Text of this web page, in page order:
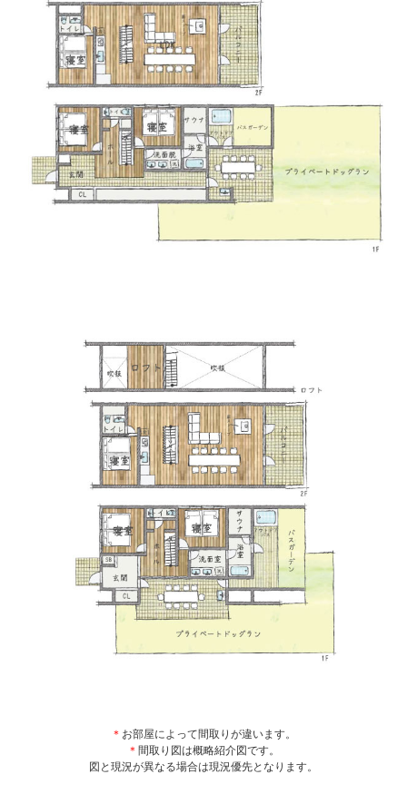
＊ お部屋によって間取りが違います。
＊ 間取り図は概略紹介図です。
図と現況が異なる場合は現況優先となります。